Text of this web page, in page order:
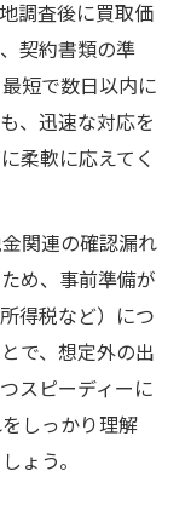
調査後に買取価
契約書類の準
短で数日以内に
、迅速な対応を
柔軟に応えてく
関連の確認漏れ
め、事前準備が
得税など）につ
で、想定外の出
スピーディーに
しっかり理解
ょう。